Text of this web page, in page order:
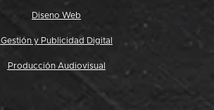
Diseno Web
Gestión y Publicidad Digital
Producción Audiovisual